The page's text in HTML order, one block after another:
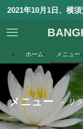
2021年10月1日、横
ホーム メニュー
メニュー
– リ
–